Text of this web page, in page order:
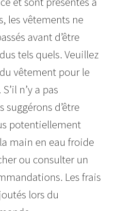
les vêtements ne
avant d’être
tels quels. Veuillez
vêtement pour le
n’y a pas
suggérons d’être
potentiellement
main en eau froide
ou consulter un
Les frais
lors du